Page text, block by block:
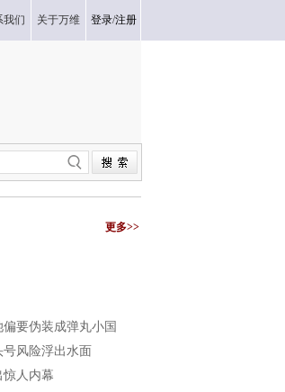
我们 关于万维 登录/注册
更多>>
要伪装成弹丸小国
号风险浮出水面
人内幕